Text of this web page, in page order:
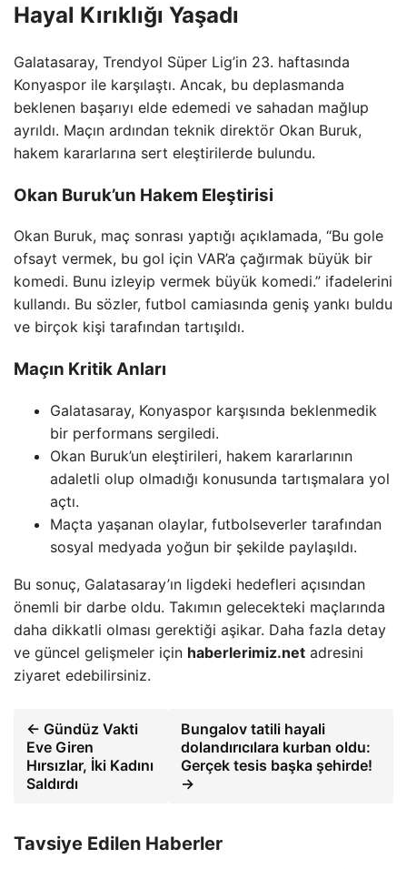
Hayal Kırıklığı Yaşadı
Galatasaray, Trendyol Süper Lig’in 23. haftasında
Konyaspor ile karşılaştı. Ancak, bu deplasmanda
beklenen başarıyı elde edemedi ve sahadan mağlup
ayrıldı. Maçın ardından teknik direktör Okan Buruk,
hakem kararlarına sert eleştirilerde bulundu.
Okan Buruk’un Hakem Eleştirisi
Okan Buruk, maç sonrası yaptığı açıklamada, “Bu gole
ofsayt vermek, bu gol için VAR’a çağırmak büyük bir
komedi. Bunu izleyip vermek büyük komedi.” ifadelerini
kullandı. Bu sözler, futbol camiasında geniş yankı buldu
ve birçok kişi tarafından tartışıldı.
Maçın Kritik Anları
Galatasaray, Konyaspor karşısında beklenmedik
bir performans sergiledi.
Okan Buruk’un eleştirileri, hakem kararlarının
adaletli olup olmadığı konusunda tartışmalara yol
açtı.
Maçta yaşanan olaylar, futbolseverler tarafından
sosyal medyada yoğun bir şekilde paylaşıldı.
Bu sonuç, Galatasaray’ın ligdeki hedefleri açısından
önemli bir darbe oldu. Takımın gelecekteki maçlarında
daha dikkatli olması gerektiği aşikar. Daha fazla detay
ve güncel gelişmeler için haberlerimiz.net adresini
ziyaret edebilirsiniz.
← Gündüz Vakti
Eve Giren
Hırsızlar, İki Kadını
Saldırdı
Bungalov tatili hayali
dolandırıcılara kurban oldu:
Gerçek tesis başka şehirde!
→
Tavsiye Edilen Haberler